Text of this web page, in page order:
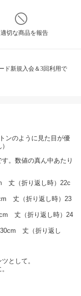
切な商品を報告
ド新規入会＆3回利用で
ンのように見た目が優
。数値の真ん中あたり
丈（折り返し時）22c
丈（折り返し時）23
丈（折り返し時）24
丈（折り返し
として。